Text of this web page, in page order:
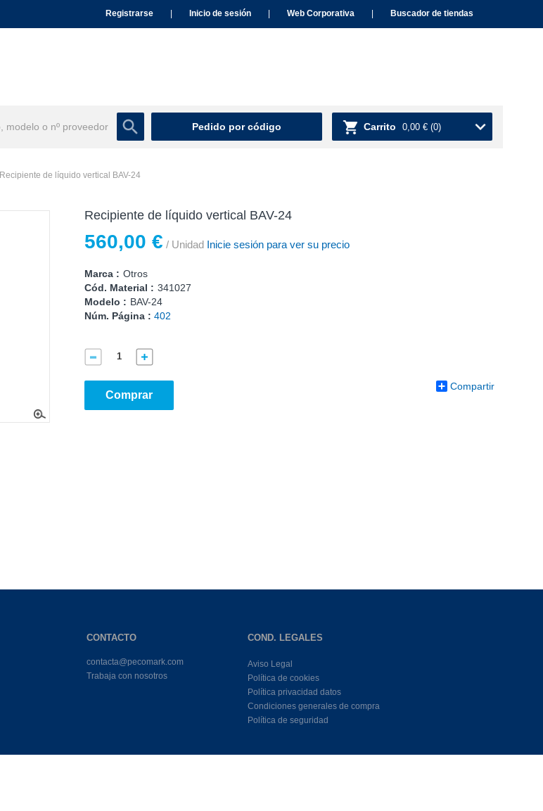
Registrarse Inicio de sesión Web Corporativa Buscador de tiendas
Pedido por código Carrito 0,00 € (0)
Recipiente de líquido vertical BAV-24
Recipiente de líquido vertical BAV-24
560,00 € / Unidad Inicie sesión para ver su precio
Marca : Otros
Cód. Material : 341027
Modelo : BAV-24
Núm. Página : 402
Comprar
Compartir
CONTACTO
contacta@pecomark.com
Trabaja con nosotros
COND. LEGALES
Aviso Legal
Política de cookies
Política privacidad datos
Condiciones generales de compra
Política de seguridad